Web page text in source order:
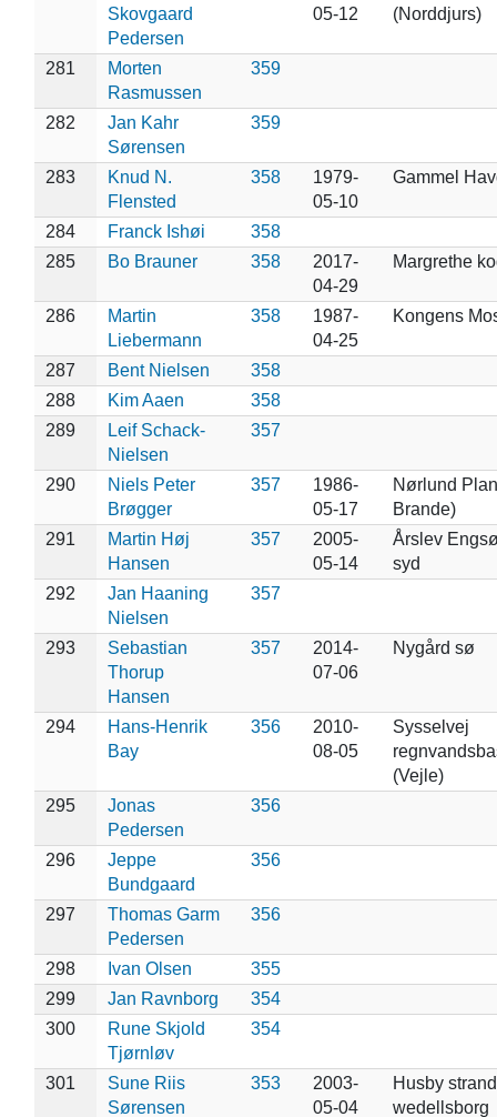
Skovgaard
Pedersen
05-12
(Norddjurs)
281
Morten
Rasmussen
359
282
Jan Kahr
Sørensen
359
283
Knud N.
Flensted
358
1979-
05-10
Gammel
284 Franck Ishøi
358
285
Bo Brauner 358
2017-
04-29
Margrethe
286
Martin
Liebermann
358
1987-
04-25
Kongens
287 Bent Nielsen
358
288
Kim Aaen
358
289
Leif Schack-
Nielsen
357
290
Niels Peter
Brøgger
357
1986-
05-17
Nørlund
Brande)
291
Martin Høj
Hansen
357
2005-
05-14
Årslev
syd
292
Jan Haaning
Nielsen
357
293
Sebastian
Thorup
Hansen
357
2014-
07-06
Nygård sø
294
Hans-Henrik
Bay
356
2010-
08-05
Sysselvej
(Vejle)
295
Jonas
Pedersen
356
296
Jeppe
Bundgaard
356
297
Thomas Garm
Pedersen
356
298 Ivan Olsen
355
299
Jan Ravnborg
354
300
Rune Skjold
Tjørnløv
354
301
Sune Riis
Sørensen
353
2003-
05-04
Husby
wedellsborg